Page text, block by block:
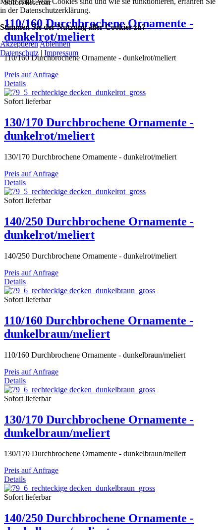
Sofort lieferbar
110/160 Durchbrochene Ornamente -
dunkelrot/meliert
110/160 Durchbrochene Ornamente - dunkelrot/meliert
Preis auf Anfrage
Details
Sofort lieferbar
130/170 Durchbrochene Ornamente -
dunkelrot/meliert
130/170 Durchbrochene Ornamente - dunkelrot/meliert
Preis auf Anfrage
Details
Sofort lieferbar
140/250 Durchbrochene Ornamente -
dunkelrot/meliert
140/250 Durchbrochene Ornamente - dunkelrot/meliert
Preis auf Anfrage
Details
Sofort lieferbar
110/160 Durchbrochene Ornamente -
dunkelbraun/meliert
110/160 Durchbrochene Ornamente - dunkelbraun/meliert
Preis auf Anfrage
Details
Sofort lieferbar
130/170 Durchbrochene Ornamente -
dunkelbraun/meliert
130/170 Durchbrochene Ornamente - dunkelbraun/meliert
Preis auf Anfrage
Details
Sofort lieferbar
140/250 Durchbrochene Ornamente -
in der Datenschutzerklärung.
Stimmen Sie der Nutzung aller Cookies zu?
AkzeptierenAblehnen
Datenschutz | Impressum